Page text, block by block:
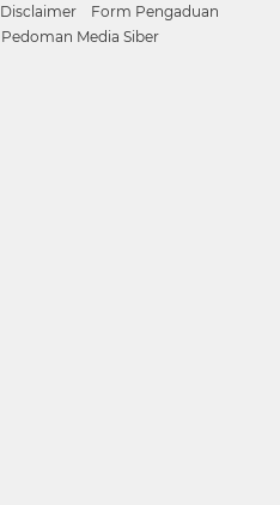
Disclaimer
Form Pengaduan
Pedoman Media Siber